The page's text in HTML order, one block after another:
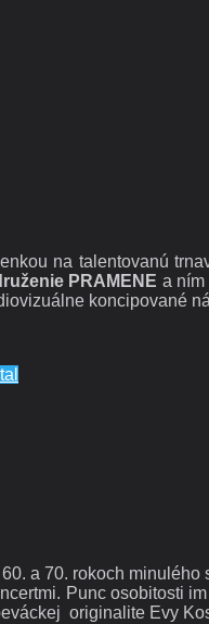
na talentovanú
PRAMENE a ním
koncipované
a 70. rokoch
Punc osobitosti
originalite Evy